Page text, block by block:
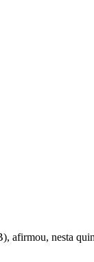
nesta